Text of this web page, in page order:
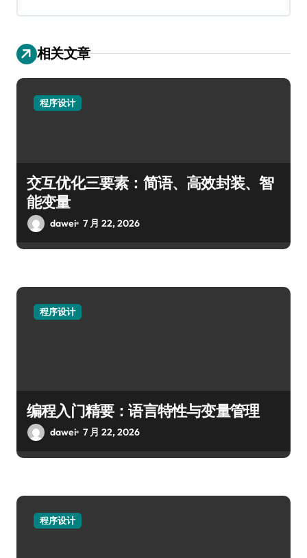
相关文章
程序设计
交互优化三要素：简语、高效封装、智
能变量
dawei 7 月 22, 2026
程序设计
编程入门精要：语言特性与变量管理
dawei 7 月 22, 2026
程序设计